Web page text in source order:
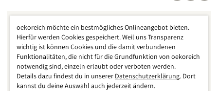
oekoreich möchte ein bestmögliches Onlineangebot bieten.
Hierfür werden Cookies gespeichert. Weil uns Transparenz
wichtig ist können Cookies und die damit verbundenen
Funktionalitäten, die nicht für die Grundfunktion von oekoreich
notwendig sind, einzeln erlaubt oder verboten werden.
Details dazu findest du in unserer Datenschutzerklärung. Dort
kannst du deine Auswahl auch jederzeit ändern.